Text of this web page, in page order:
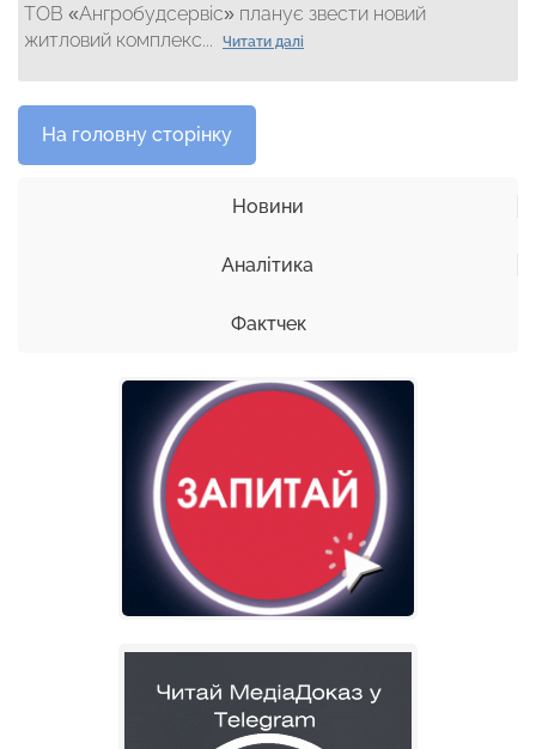
ТОВ «Ангробудсервіс» планує звести новий
житловий комплекс...
Читати далі
На головну сторінку
Новини
Аналітика
Фактчек